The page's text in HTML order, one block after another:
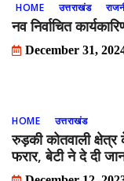
HOME उत्तराखंड
नव निर्वाचित
December 31,
HOME उत्तराखंड
रुड़की कोतवाली
फरार, बेटी ने दे दी